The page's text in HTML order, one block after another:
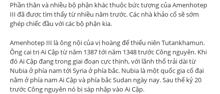
Phần thân và nhiều bộ phận khác thuộc bức tượng của Amenhotep
III đã được tìm thấy từ nhiều năm trước. Các nhà khảo cổ sẽ sớm
ghép chiếc đầu với các bộ phận kia.
Amenhotep III là ông nội của vị hoàng đế thiếu niên Tutankhamun.
Ông cai trị Ai Cập từ năm 1387 tới năm 1348 trước Công nguyên. Khi
đó Ai Cập đang trong giai đoạn cực thịnh, với lãnh thổ trải dài từ
Nubia ở phía nam tới Syria ở phía bắc. Nubia là một quốc gia cổ đại
nằm ở phía nam Ai Cập và phía bắc Sudan ngày nay. Sau thế kỷ 20
trước Công nguyên nó bị sáp nhập vào Ai Cập.